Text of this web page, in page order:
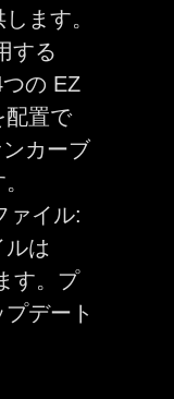
ます。
する
の EZ
配置で
カーブ
ァイル:
ルは
す。プ
デート